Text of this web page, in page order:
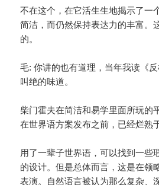
不在这个，在它活生生地揭示了一
简洁，而仍然保持表达力的丰富。
的。
毛: 你讲的也有道理，当年我读《
叫绝的味道。
柴门霍夫在简洁和易学里面所玩的
在世界语方案发布之前，已经烂熟
用了一辈子世界语，可以找到一些
的设计。但是总体而言，这是在领
表演。自然语言被认为那么复杂、